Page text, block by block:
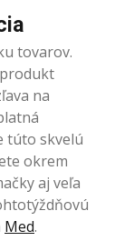
tovarov.
na
túto skvelú
okrem
aj veľa
Med.